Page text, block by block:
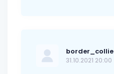
border_collie
31.10.2021 20:00